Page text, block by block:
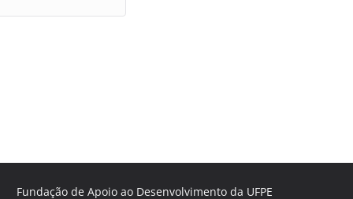
Fundação de Apoio ao Desenvolvimento da UFPE